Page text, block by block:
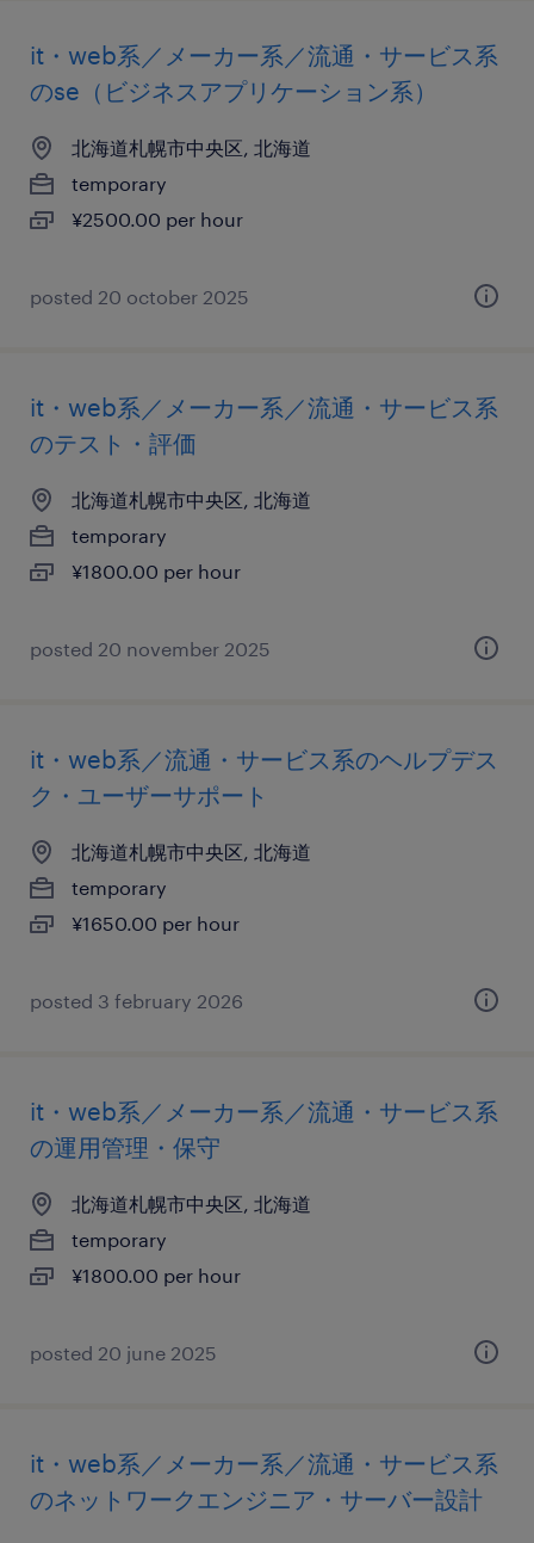
it・web系／メーカー系／流通・サービス系
のse（ビジネスアプリケーション系）
北海道札幌市中央区, 北海道
temporary
¥2500.00 per hour
posted 20 october 2025
it・web系／メーカー系／流通・サービス系
のテスト・評価
北海道札幌市中央区, 北海道
temporary
¥1800.00 per hour
posted 20 november 2025
it・web系／流通・サービス系のヘルプデス
ク・ユーザーサポート
北海道札幌市中央区, 北海道
temporary
¥1650.00 per hour
posted 3 february 2026
it・web系／メーカー系／流通・サービス系
の運用管理・保守
北海道札幌市中央区, 北海道
temporary
¥1800.00 per hour
posted 20 june 2025
it・web系／メーカー系／流通・サービス系
のネットワークエンジニア・サーバー設計